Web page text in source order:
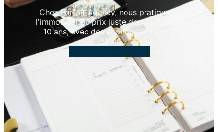
Chez Forfait Agency, nous pratiquons
lʼimmobilier au prix juste depuis plus de
10 ans, avec des économies jusquʼà
50%.